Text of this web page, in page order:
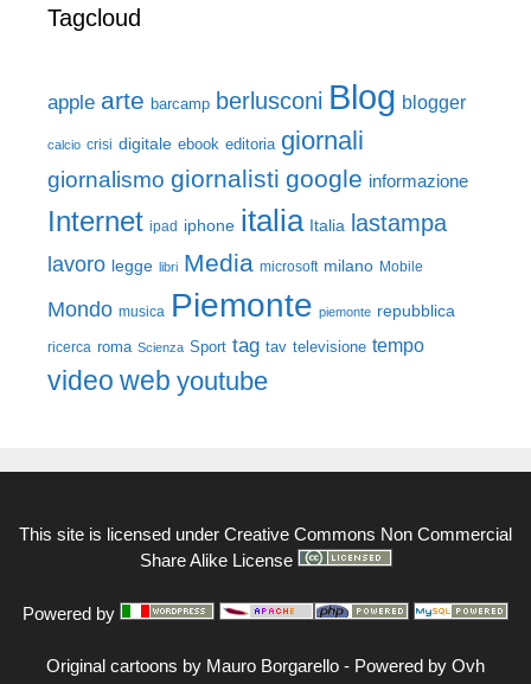
Tagcloud
apple arte barcamp berlusconi Blog blogger
calcio crisi digitale ebook editoria giornali
giornalismo giornalisti google informazione
Internet ipad iphone italia Italia lastampa
lavoro legge libri Media microsoft milano Mobile
Mondo musica Piemonte piemonte repubblica
ricerca roma Scienza Sport tag tav televisione tempo
video web youtube
This site is licensed under Creative Commons Non Commercial
Share Alike License
Powered by
Original cartoons by Mauro Borgarello - Powered by Ovh